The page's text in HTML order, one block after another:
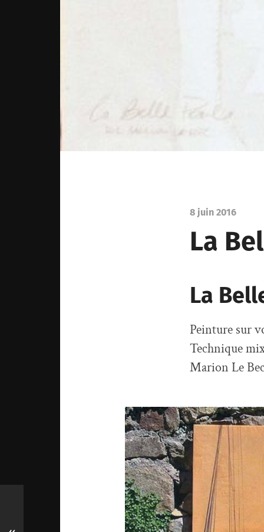
8 juin 2016
La
La
Peinture sur
Technique
Marion Le